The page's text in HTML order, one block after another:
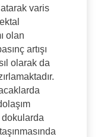
varis
olan
artışı
olarak da